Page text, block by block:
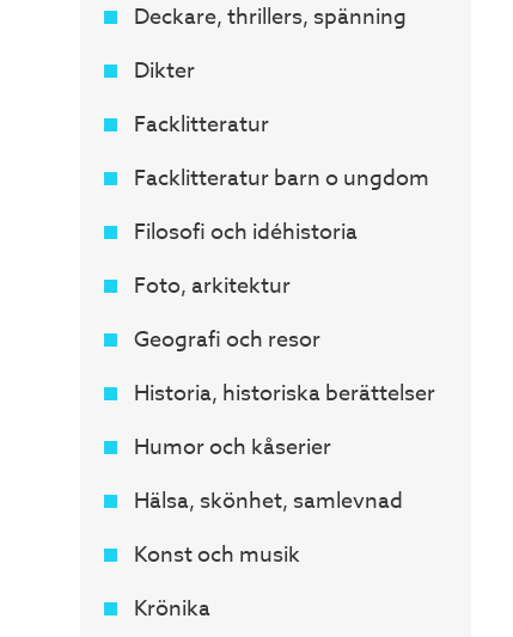
Deckare, thrillers, spänning
Dikter
Facklitteratur
Facklitteratur barn o ungdom
Filosofi och idéhistoria
Foto, arkitektur
Geografi och resor
Historia, historiska berättelser
Humor och kåserier
Hälsa, skönhet, samlevnad
Konst och musik
Krönika